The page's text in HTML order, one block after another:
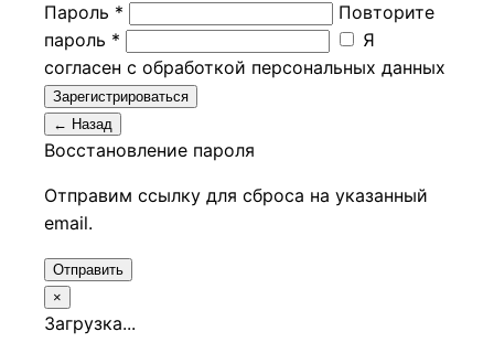
Пароль *
Повторите
пароль *
Я
согласен с обработкой персональных данных
Зарегистрироваться
← Назад
Восстановление пароля
Отправим ссылку для сброса на указанный
email.
Отправить
×
Загрузка...